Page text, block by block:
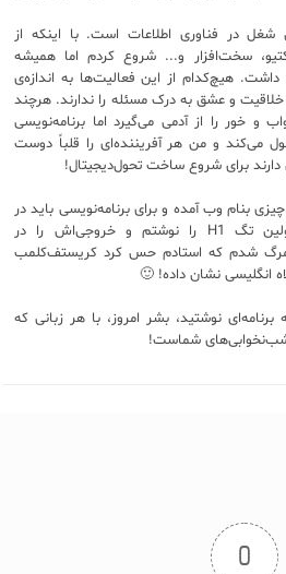
شغل در فناوری اطلاعات است. با اینکه از
سخت‌افزار و... شروع کردم اما همیشه
داشت. هیچ‌کدام از این فعالیت‌ها به اندازه‌ی
و عشق به درک مسئله را ندارند. هرچند
و خور را از آدمی‌ می‌گیرد اما برنامه‌نویسی
و من هر آفریننده‌ای را قلباً دوست
دارند برای شروع ساخت تحول‌دیجیتال!
بنام وب آمده و برای برنامه‌نویسی باید در
HTML بنویسی همین‌که اولین تگ H1 را نوشتم و خروجی‌اش را در
شدم که استادم حس کرد کریستف‌کلمب
نشان داده! 🙂
برنامه‌ای نوشتید، بشر امروز، با هر زبانی که
شماست!
0